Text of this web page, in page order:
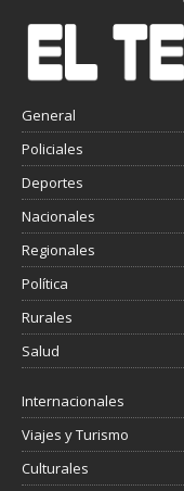
General
Policiales
Deportes
Nacionales
Regionales
Política
Rurales
Salud
Internacionales
Viajes y Turismo
Culturales